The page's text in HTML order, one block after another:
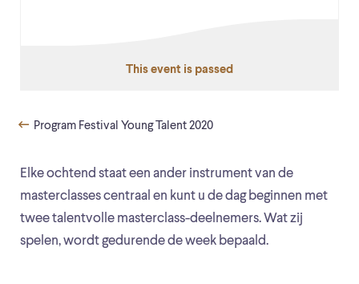
Elke ochtend staat een ander instrument van de
masterclasses centraal en kunt u de dag beginnen met
twee talentvolle masterclass-deelnemers. Wat zij
spelen, wordt gedurende de week bepaald.
This event is passed
Program Festival Young Talent 2020